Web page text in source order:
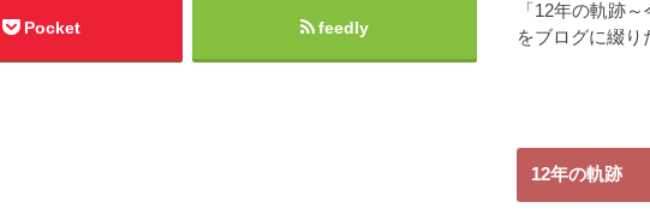
Pocket feedly
「12年の軌跡
をブログに綴り
12年の軌跡